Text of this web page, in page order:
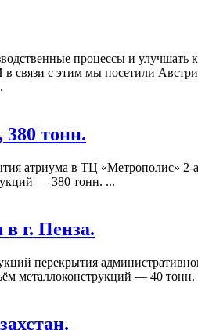
процессы и
связи с этим мы посетили
тонн.
атриума в ТЦ «Метрополис»
— 380 тонн. ...
г. Пенза.
перекрытия
металлоконструкций — 40